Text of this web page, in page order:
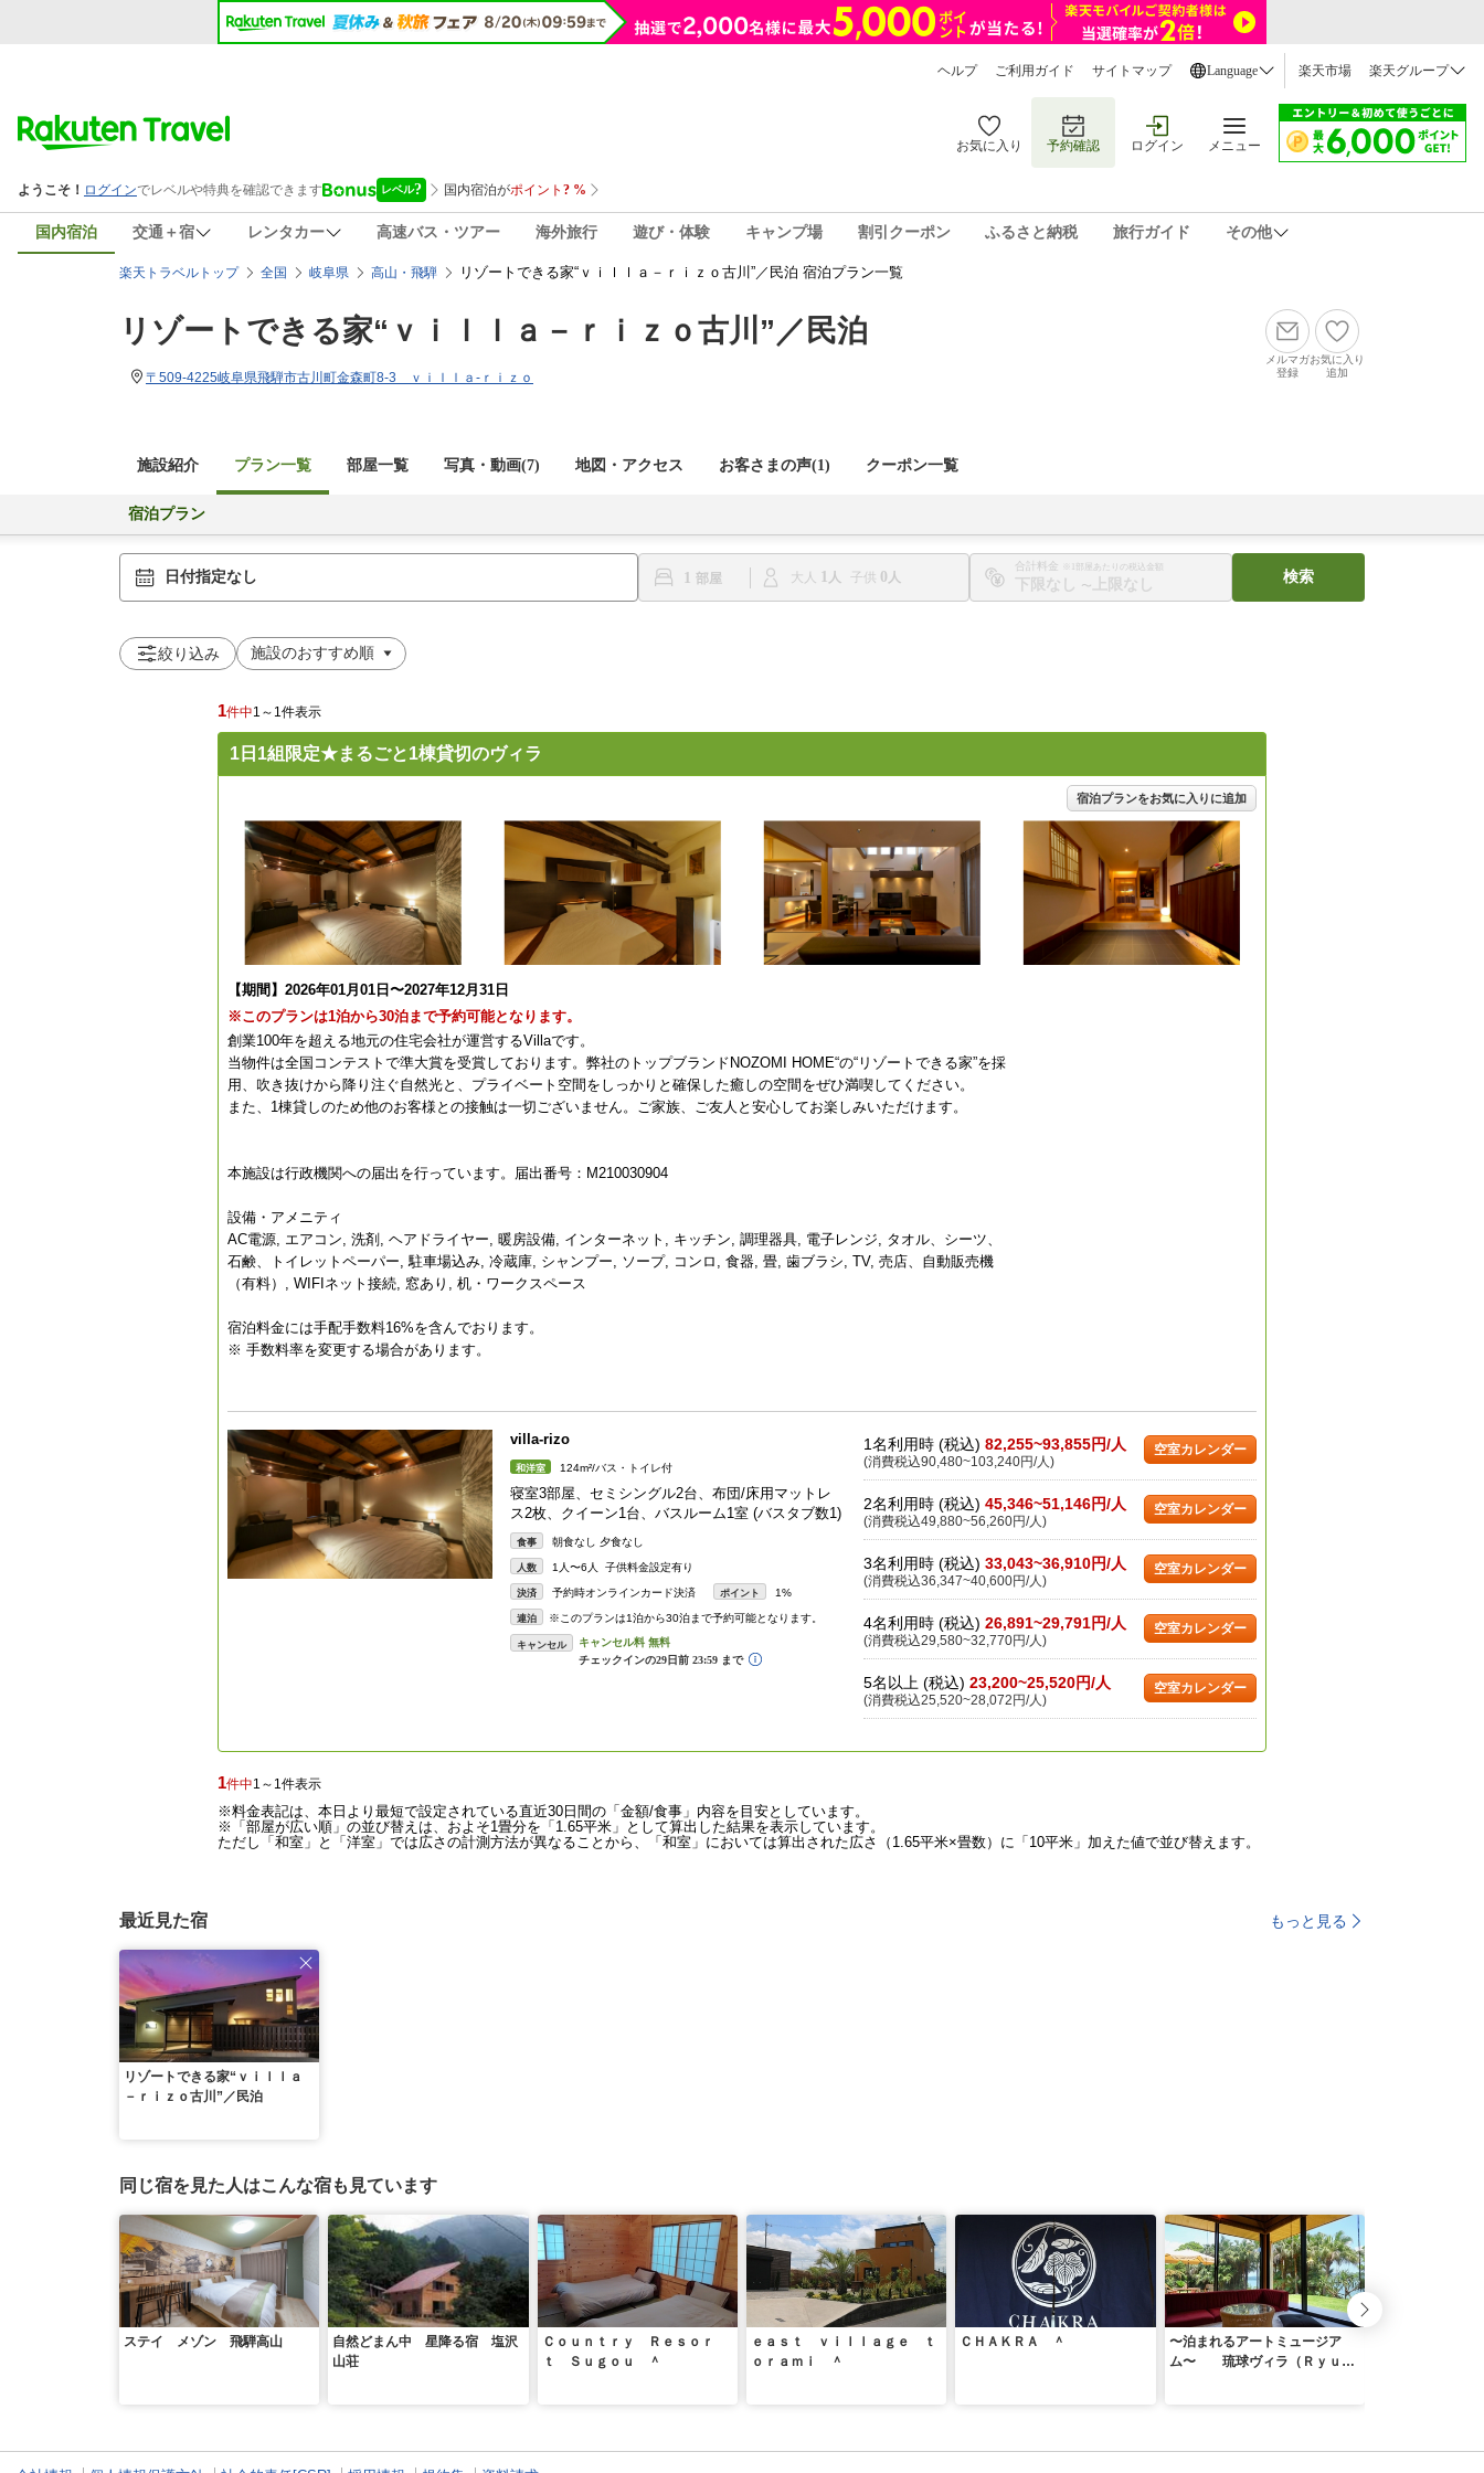
ヘルプ ご利用ガイド サイトマップ Language 楽天市場 楽天グループ
お気に入り 予約確認 ログイン メニュー
国内宿泊 交通＋宿 レンタカー 高速バス・ツアー 海外旅行 遊び・体験 キャンプ場 割引クーポン ふるさと納税 旅行ガイド その他
楽天トラベルトップ 全国 岐阜県 高山・飛騨 リゾートできる家“ｖｉｌｌａ－ｒｉｚｏ古川”／民泊 宿泊プラン一覧
リゾートできる家“ｖｉｌｌａ－ｒｉｚｏ古川”／民泊
〒509-4225岐阜県飛騨市古川町金森町8-3 ｖｉｌｌａ-ｒｉｚｏ
メルマガ
登録
お気に入り
追加
施設紹介 プラン一覧 部屋一覧 写真・動画(7) 地図・アクセス お客さまの声(1) クーポン一覧
宿泊プラン
日付指定なし 1 大人 1 子供 0
合計料金 ※1部屋あたりの税込金額
〜
検索
絞り込み
1件中1～1件表示
1日1組限定★まるごと1棟貸切のヴィラ
宿泊プランをお気に入りに追加
【期間】2026年01月01日〜2027年12月31日
※このプランは1泊から30泊まで予約可能となります。
創業100年を超える地元の住宅会社が運営するVillaです。
当物件は全国コンテストで準大賞を受賞しております。弊社のトップブランドNOZOMI HOME“の“リゾートできる家”を採
用、吹き抜けから降り注ぐ自然光と、プライベート空間をしっかりと確保した癒しの空間をぜひ満喫してください。
また、1棟貸しのため他のお客様との接触は一切ございません。ご家族、ご友人と安心してお楽しみいただけます。
本施設は行政機関への届出を行っています。届出番号：M210030904
設備・アメニティ
AC電源, エアコン, 洗剤, ヘアドライヤー, 暖房設備, インターネット, キッチン, 調理器具, 電子レンジ, タオル、シーツ、
石鹸、トイレットペーパー, 駐車場込み, 冷蔵庫, シャンプー, ソープ, コンロ, 食器, 畳, 歯ブラシ, TV, 売店、自動販売機
（有料）, WIFIネット接続, 窓あり, 机・ワークスペース
宿泊料金には手配手数料16%を含んでおります。
※ 手数料率を変更する場合があります。
villa-rizo
和洋室 124m²/バス・トイレ付
寝室3部屋、セミシングル2台、布団/床用マットレ
ス2枚、クイーン1台、バスルーム1室 (バスタブ数1)
食事 朝食なし 夕食なし
人数 1人〜6人 子供料金設定有り
決済 予約時オンラインカード決済 ポイント 1%
連泊 ※このプランは1泊から30泊まで予約可能となります。
キャンセル
1名利用時 (税込) 82,255~93,855円/人
(消費税込90,480~103,240円/人)
空室カレンダー
2名利用時 (税込) 45,346~51,146円/人
(消費税込49,880~56,260円/人)
空室カレンダー
3名利用時 (税込) 33,043~36,910円/人
(消費税込36,347~40,600円/人)
空室カレンダー
4名利用時 (税込) 26,891~29,791円/人
(消費税込29,580~32,770円/人)
空室カレンダー
5名以上 (税込) 23,200~25,520円/人
(消費税込25,520~28,072円/人)
空室カレンダー
1件中1～1件表示
※料金表記は、本日より最短で設定されている直近30日間の「金額/食事」内容を目安としています。
※「部屋が広い順」の並び替えは、およそ1畳分を「1.65平米」として算出した結果を表示しています。
ただし「和室」と「洋室」では広さの計測方法が異なることから、「和室」においては算出された広さ（1.65平米×畳数）に「10平米」加えた値で並び替えます。
最近見た宿 もっと見る
リゾートできる家“ｖｉｌｌａ
－ｒｉｚｏ古川”／民泊
同じ宿を見た人はこんな宿も見ています
ステイ メゾン 飛騨高山
自然どまん中 星降る宿 塩沢
山荘
Ｃｏｕｎｔｒｙ Ｒｅｓｏｒ
ｔ Ｓｕｇｏｕ ＾
ｅａｓｔ ｖｉｌｌａｇｅ ｔ
ｏｒａｍｉ ＾
ＣＨＡＫＲＡ ＾
〜泊まれるアートミュージア
ム〜 琉球ヴィラ（Ｒｙｕｋ